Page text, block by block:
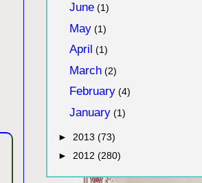
June (1)
May (1)
April (1)
March (2)
February (4)
January (1)
► 2013 (73)
►
2012 (280)